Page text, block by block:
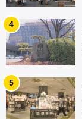
4
5